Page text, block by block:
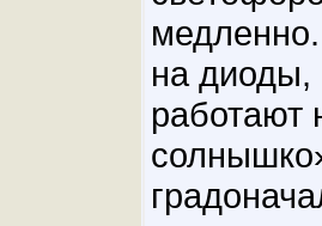
на диоды,
работают